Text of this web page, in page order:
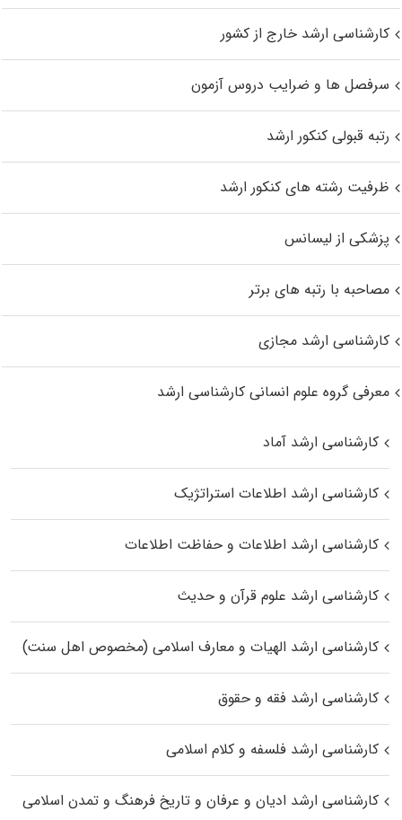
کارشناسی ارشد خارج از کشور
سرفصل ها و ضرایب دروس آزمون
رتبه قبولی کنکور ارشد
ظرفیت رشته های کنکور ارشد
پزشکی از لیسانس
مصاحبه با رتبه های برتر
کارشناسی ارشد مجازی
معرفی گروه علوم انسانی کارشناسی ارشد
کارشناسی ارشد آماد
کارشناسی ارشد اطلاعات استراتژیک
کارشناسی ارشد اطلاعات و حفاظت اطلاعات
کارشناسی ارشد علوم قرآن و حدیث
کارشناسی ارشد الهیات و معارف اسلامی (مخصوص اهل سنت)
کارشناسی ارشد فقه و حقوق
کارشناسی ارشد فلسفه و کلام اسلامی
کارشناسی ارشد ادیان و عرفان و تاریخ فرهنگ و تمدن اسلامی